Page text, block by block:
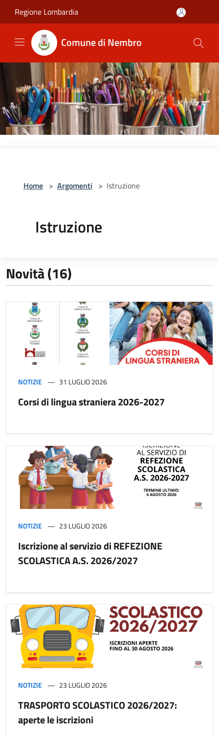
Regione Lombardia
Comune di Nembro
Home > Argomenti > Istruzione
Istruzione
Novità (16)
NOTIZIE 31 LUGLIO 2026
Corsi di lingua straniera 2026-2027
NOTIZIE 23 LUGLIO 2026
Iscrizione al servizio di REFEZIONE
SCOLASTICA A.S. 2026/2027
NOTIZIE 23 LUGLIO 2026
TRASPORTO SCOLASTICO 2026/2027:
aperte le iscrizioni